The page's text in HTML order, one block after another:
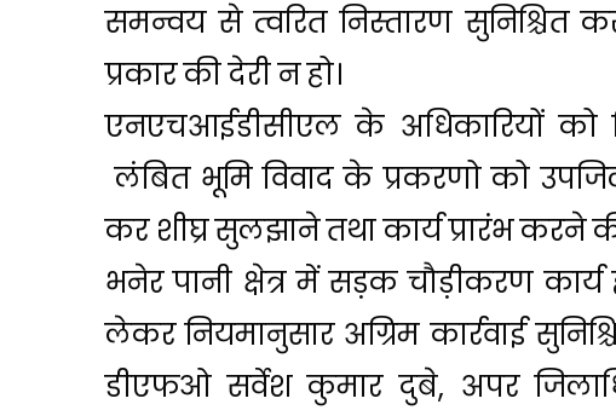
समन्वय से त्वरित निस्तारण सुनिश्चित
प्रकार की देरी न हो।
एनएचआईडीसीएल के अधिकारियों को
लंबित भूमि विवाद के प्रकरणो को
कर शीघ्र सुलझाने तथा कार्य प्रारंभ करने
भनेर पानी क्षेत्र में सड़क चौड़ीकरण
लेकर नियमानुसार अग्रिम कार्रवाई
डीएफओ सर्वेश कुमार दुबे, अपर